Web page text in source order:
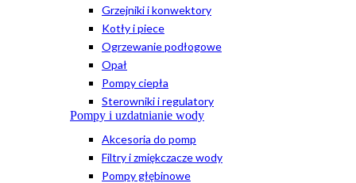
Grzejniki i konwektory
Kotły i piece
Ogrzewanie podłogowe
Opał
Pompy ciepła
Sterowniki i regulatory
Pompy i uzdatnianie wody
Akcesoria do pomp
Filtry i zmiękczacze wody
Pompy głębinowe